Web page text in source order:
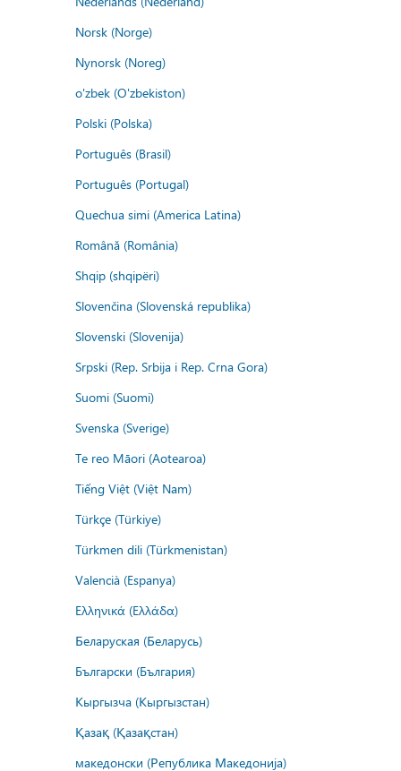
Norsk (Norge)
Nynorsk (Noreg)
o'zbek (O'zbekiston)
Polski (Polska)
Português (Brasil)
Português (Portugal)
Quechua simi (America Latina)
Română (România)
Shqip (shqipëri)
Slovenčina (Slovenská republika)
Slovenski (Slovenija)
Srpski (Rep. Srbija i Rep. Crna Gora)
Suomi (Suomi)
Svenska (Sverige)
Te reo Māori (Aotearoa)
Tiếng Việt (Việt Nam)
Türkçe (Türkiye)
Türkmen dili (Türkmenistan)
Valencià (Espanya)
Ελληνικά (Ελλάδα)
Беларуская (Беларусь)
Български (България)
Кыргызча (Кыргызстан)
Қазақ (Қазақстан)
македонски (Република Македонија)